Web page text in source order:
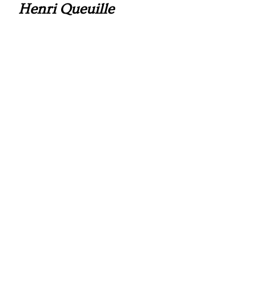
Henri Queuille